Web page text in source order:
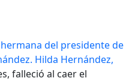
del presidente de
Hilda Hernández,
falleció al caer el